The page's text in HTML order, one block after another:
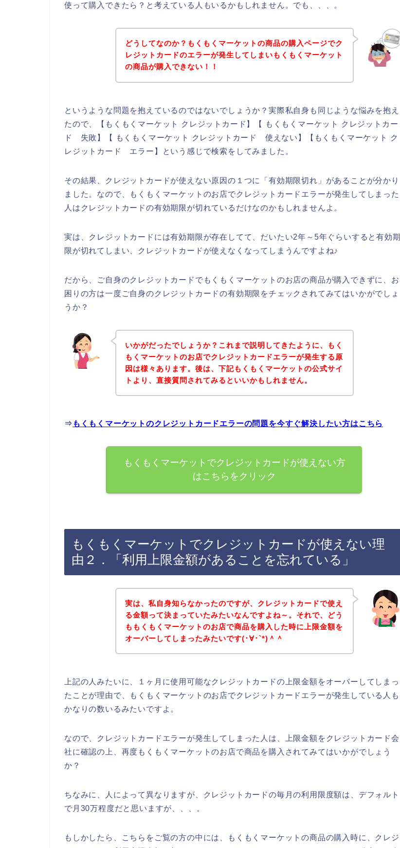
使って購入できたら？と考えている人もいるかもしれません。でも、、、。
どうしてなのか？もくもくマーケットの商品の購入ページでク
レジットカードのエラーが発生してしまいもくもくマーケット
の商品が購入できない！！
というような問題を抱えているのではないでしょうか？実際私自身も同じような悩みを抱え
たので、【もくもくマーケット クレジットカード】【 もくもくマーケット クレジットカー
ド 失敗】【 もくもくマーケット クレジットカード 使えない】【もくもくマーケット ク
レジットカード エラー】という感じで検索をしてみました。
その結果、クレジットカードが使えない原因の１つに「有効期限切れ」があることが分かり
ました。なので、もくもくマーケットのお店でクレジットカードエラーが発生してしまった
人はクレジットカードの有効期限が切れているだけなのかもしれませんよ。
実は、クレジットカードには有効期限が存在してて、だいたい2年～5年ぐらいすると有効期
限が切れてしまい、クレジットカードが使えなくなってしまうんですよね♪
だから、ご自身のクレジットカードでもくもくマーケットのお店の商品が購入できずに、お
困りの方は一度ご自身のクレジットカードの有効期限をチェックされてみてはいかがでしょ
うか？
いかがだったでしょうか？これまで説明してきたように、もく
もくマーケットのお店でクレジットカードエラーが発生する原
因は様々あります。後は、下記もくもくマーケットの公式サイ
トより、直接質問されてみるといいかもしれません。
⇒ もくもくマーケットのクレジットカードエラーの問題を今すぐ解決したい方はこちら
もくもくマーケットでクレジットカードが使えない方
はこちらをクリック
もくもくマーケットでクレジットカードが使えない理
由２．「利用上限金額があることを忘れている」
実は、私自身知らなかったのですが、クレジットカードで使え
る金額って決まっていたみたいなんですよね～。それで、どう
ももくもくマーケットのお店で商品を購入した時に上限金額を
オーバーしてしまったみたいです(･∀･`*)＾＾
上記の人みたいに、１ヶ月に使用可能なクレジットカードの上限金額をオーバーしてしまっ
たことが理由で、もくもくマーケットのお店でクレジットカードエラーが発生している人も
かなりの数いるみたいですよ。
なので、クレジットカードエラーが発生してしまった人は、上限金額をクレジットカード会
社に確認の上、再度もくもくマーケットのお店で商品を購入されてみてはいかがでしょう
か？
ちなみに、人によって異なりますが、クレジットカードの毎月の利用限度額は、デフォルト
で月30万程度だと思いますが、、、。
もしかしたら、こちらをご覧の方の中には、もくもくマーケットの商品の購入時に、クレジ